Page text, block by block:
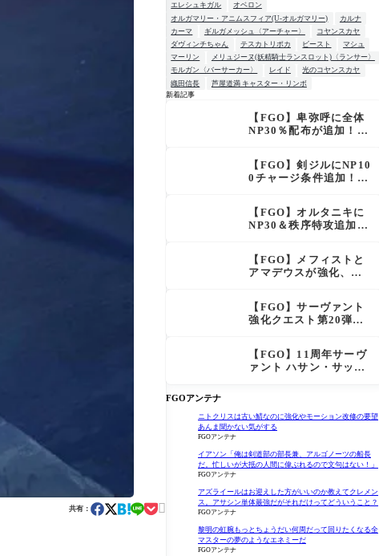
共有： 
エレシュキガル
オベロン
オルガマリー・アニムスフィア(U-オルガマリー)
カルナ
カーマ
ギルガメッシュ〈アーチャー〉
コヤンスカヤ
ダヴィンチちゃん
テスカトリポカ ビースト
マシュ
マーリン
メリュジーヌ(妖精騎士ランスロット)〈ランサー〉
モルガン〈バーサーカー〉
レイド
光のコヤンスカヤ
織田信長
芦屋道満 キャスター・リンボ
新着記事
【FGO】卑弥呼に全体
NP30％配布が追加！ジ
【FGO】剣ジルにNP10
0チャージ条件追加！術
【FGO】オルタニキに
NP30＆秩序特攻追加で
とは思えない」の反響
【FGO】メフィストと
アマデウスが強化、ア
に「最強でワロタ」の
声
【FGO】サーヴァント
強化クエスト第20弾！
【FGO】11周年サーヴ
ァント ハサン・サッバ
FGOアンテナ
ニトクリスは古い鯖なのに強化やモーション改修の要望
あんま聞かない気がする
FGOアンテナ
イアソン「俺は剣道部の部長兼、アルゴノーツの船長
だ。忙しいが大抵の人間に偉ぶれるので文句はない！」
FGOアンテナ
アズライールはお迎えした方がいいのか教えてクレメン
ス。アサシン単体最強だがそれだけってどういうこと？
FGOアンテナ
黎明の虹腕もっとちょうだい何周だって回りたくなる全
マスターの夢のようなエネミーだ
FGOアンテナ